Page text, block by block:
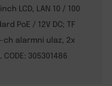
LCD, LAN 10 / 100
PoE / 12V DC; TF
ch alarmni ulaz, 2x
305301486